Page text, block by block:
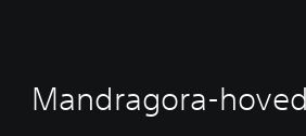
Mandragora-